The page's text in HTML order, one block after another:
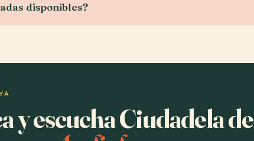
disponibles?
y escucha Ciudadela de